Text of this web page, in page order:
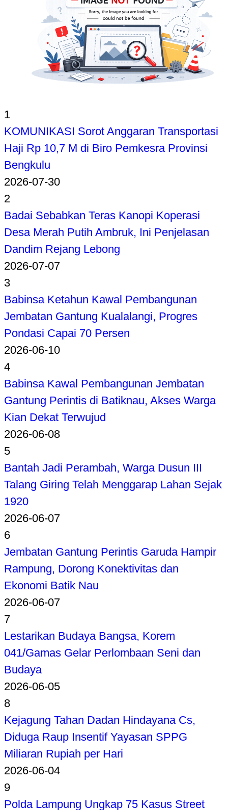
1
KOMUNIKASI Sorot Anggaran Transportasi
Haji Rp 10,7 M di Biro Pemkesra Provinsi
Bengkulu
2026-07-30
2
Badai Sebabkan Teras Kanopi Koperasi
Desa Merah Putih Ambruk, Ini Penjelasan
Dandim Rejang Lebong
2026-07-07
3
Babinsa Ketahun Kawal Pembangunan
Jembatan Gantung Kualalangi, Progres
Pondasi Capai 70 Persen
2026-06-10
4
Babinsa Kawal Pembangunan Jembatan
Gantung Perintis di Batiknau, Akses Warga
Kian Dekat Terwujud
2026-06-08
5
Bantah Jadi Perambah, Warga Dusun III
Talang Giring Telah Menggarap Lahan Sejak
1920
2026-06-07
6
Jembatan Gantung Perintis Garuda Hampir
Rampung, Dorong Konektivitas dan
Ekonomi Batik Nau
2026-06-07
7
Lestarikan Budaya Bangsa, Korem
041/Gamas Gelar Perlombaan Seni dan
Budaya
2026-06-05
8
Kejagung Tahan Dadan Hindayana Cs,
Diduga Raup Insentif Yayasan SPPG
Miliaran Rupiah per Hari
2026-06-04
9
Polda Lampung Ungkap 75 Kasus Street